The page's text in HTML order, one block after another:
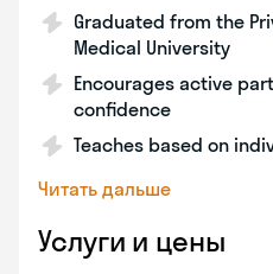
Graduated from the
Medical University
Encourages active
confidence
Teaches based on
Читать дальше
Услуги и цены